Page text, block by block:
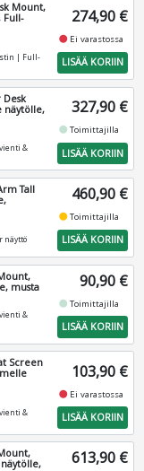
Mount,
Full-
| Full-
274,90 €
fiber_manual_record Ei varastossa
LISÄÄ KORIIN
näytölle,
&
327,90 €
fiber_manual_recordToimittajilla
LISÄÄ KORIIN
Tall
näyttö
460,90 €
fiber_manual_recordToimittajilla
LISÄÄ KORIIN
musta
&
90,90 €
fiber_manual_recordToimittajilla
LISÄÄ KORIIN
Screen
&
103,90 €
fiber_manual_record Ei varastossa
LISÄÄ KORIIN
613,90 €